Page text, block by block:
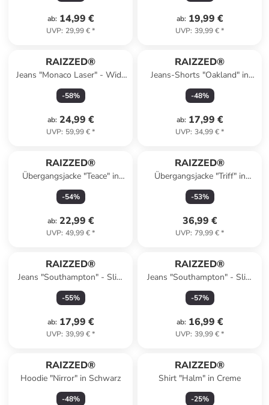
ab: 14,99 €
UVP: 29,99 €*
ab: 19,99 €
UVP: 39,99 €*
RAIZZED®
Jeans "Monaco Laser" - Wide
leg - in Grau
-58%
ab: 24,99 €
UVP: 59,99 €*
RAIZZED®
Jeans-Shorts "Oakland" in
Hellblau
-48%
ab: 17,99 €
UVP: 34,99 €*
RAIZZED®
Übergangsjacke "Teace" in
Hellblau
-54%
ab: 22,99 €
UVP: 49,99 €*
RAIZZED®
Übergangsjacke "Triff" in
Schwarz
-53%
36,99 €
UVP: 79,99 €*
RAIZZED®
Jeans "Southampton" - Slim
fit - in Blau
-55%
ab: 17,99 €
UVP: 39,99 €*
RAIZZED®
Jeans "Southampton" - Slim
fit - in Dunkelblau
-57%
ab: 16,99 €
UVP: 39,99 €*
RAIZZED®
Hoodie "Nirror" in Schwarz
-48%
RAIZZED®
Shirt "Halm" in Creme
-25%